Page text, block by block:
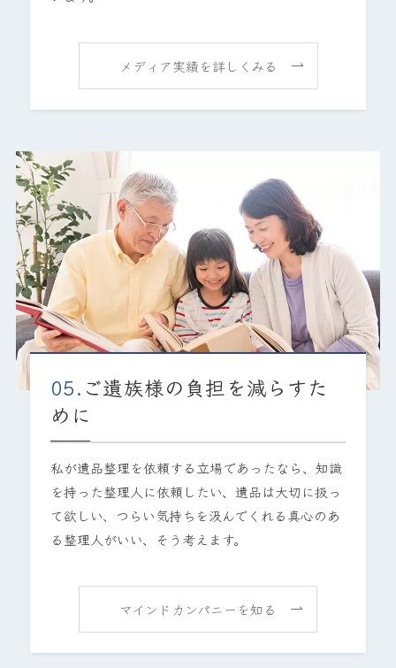
メディア実績を詳しくみる
05. ご遺族様の負担を減らすた
めに
私が遺品整理を依頼する立場であったなら、知識
を持った整理人に依頼したい、遺品は大切に扱っ
て欲しい、つらい気持ちを汲んでくれる真心のあ
る整理人がいい、そう考えます。
マインドカンパニーを知る